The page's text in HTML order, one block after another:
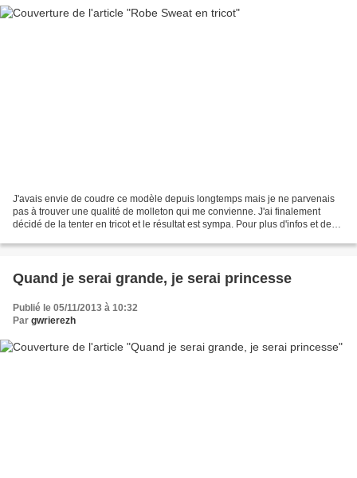
J'avais envie de coudre ce modèle depuis longtemps mais je ne parvenais
pas à trouver une qualité de molleton qui me convienne. J'ai finalement
décidé de la tenter en tricot et le résultat est sympa. Pour plus d'infos et de
Quand je serai grande, je serai princesse
Publié le 05/11/2013 à 10:32
Par gwrierezh